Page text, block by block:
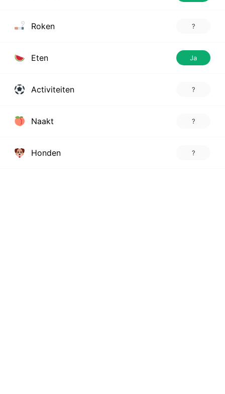
Roken ?
Eten Ja
Activiteiten ?
Naakt ?
Honden ?